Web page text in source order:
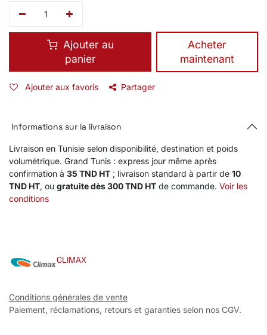
Ajouter au
panier
​Acheter
maintenant
Ajouter aux favoris Partager
Informations sur la livraison
Livraison en Tunisie selon disponibilité, destination et poids
volumétrique. Grand Tunis : express jour même après
confirmation à 35 TND HT ; livraison standard à partir de 10
TND HT, ou gratuite dès 300 TND HT de commande. Voir les
conditions
CLIMAX
Conditions générales de vente
Paiement, réclamations, retours et garanties selon nos CGV.